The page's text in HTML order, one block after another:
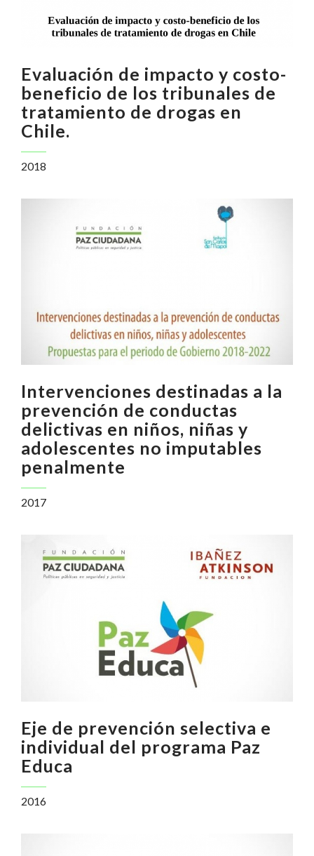
Evaluación de impacto y costo-
beneficio de los tribunales de
tratamiento de drogas en
Chile.
2018
Intervenciones destinadas a la
prevención de conductas
delictivas en niños, niñas y
adolescentes no imputables
penalmente
2017
Eje de prevención selectiva e
individual del programa Paz
Educa
2016